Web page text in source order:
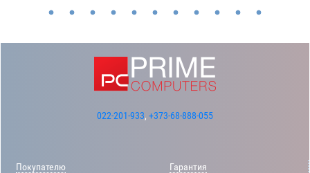
022-201-933, +373-68-888-055
Покупателю
Гарантия